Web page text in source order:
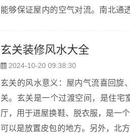
能够保证屋内的空气对流。南北通
玄关装修风水大全
2024-10-20 09:38:30
玄关的风水意义：屋内气流喜回
关。玄关是一个过渡空间，是住宅
厅，用于进屋换鞋、脱衣服，是一
可以是放置皮包的地方。另外，北